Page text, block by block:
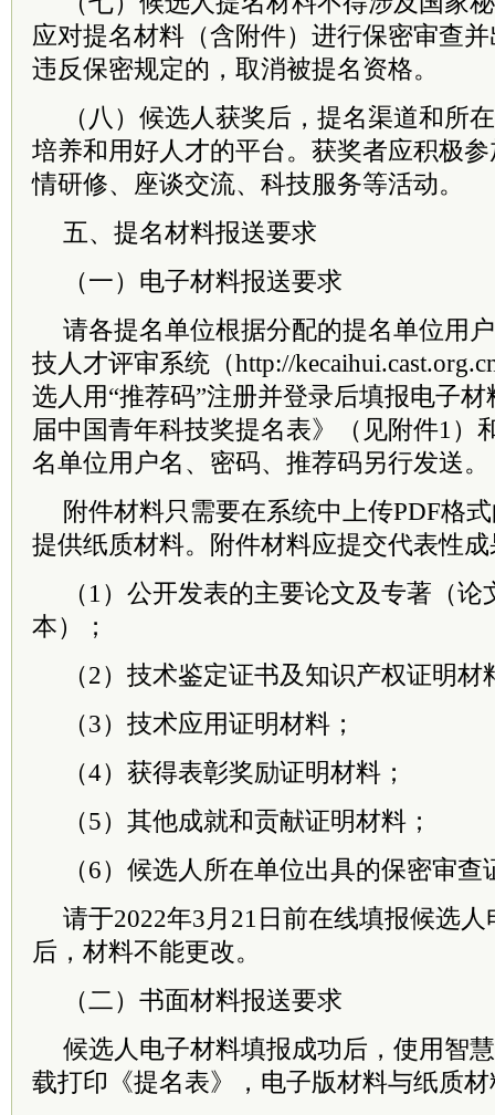
应对提名材料（含附件）进行保密审查
违反保密规定的，取消被提名资格。
（八）候选人获奖后，提名渠道和所
培养和用好人才的平台。获奖者应积极
情研修、座谈交流、科技服务等活动。
五、提名材料报送要求
（一）电子材料报送要求
请各提名单位根据分配的提名单位用
技人才评审系统（http://
选人用“推荐码”注册并登录后填报电子
届中国青年科技奖提名表》（见附件1）
名单位用户名、密码、推荐码另行发送。
附件材料只需要在系统中上传PDF格
提供纸质材料。附件材料应提交代表性
（1）公开发表的主要论文及专著（
本）；
（2）技术鉴定证书及知识产权证明材
（3）技术应用证明材料；
（4）获得表彰奖励证明材料；
（5）其他成就和贡献证明材料；
（6）候选人所在单位出具的保密审查
请于2022年3月21日前在线填报候选
后，材料不能更改。
（二）书面材料报送要求
候选人电子材料填报成功后，使用智
载打印《提名表》，电子版材料与纸质